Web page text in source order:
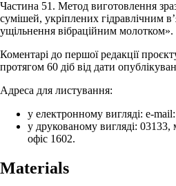
Частина 51. Метод виготовлення
сумішей, укріплених гідравлічним
ущільнення вібраційним молотком».
Коментарі до першої редакції
протягом 60 діб від дати
Адреса для листування:
у електронному вигляді: e-
у друкованому вигляді:
офіс 1602.
Materials